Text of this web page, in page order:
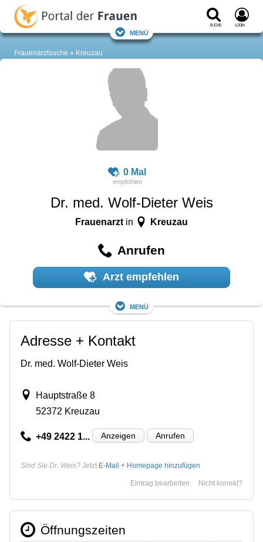
Suche Login
Menü
Frauenarztsuche Kreuzau
0 Mal
Dr. med. Wolf-Dieter Weis
Frauenarztin Kreuzau
Anrufen
Arzt empfehlen
Menü
Adresse + Kontakt
Dr. med. Wolf-Dieter Weis
Hauptstraße 8
52372 Kreuzau
+49 2422 1... Anzeigen Anrufen
Sind Sie Dr. Weis? Jetzt E-Mail + Homepage hinzufügen
Nicht korrekt?
Eintrag bearbeiten
Öffnungszeiten